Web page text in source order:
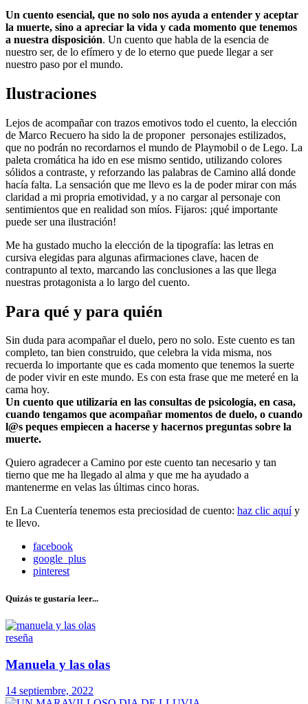
Un cuento esencial, que no solo nos ayuda a entender y aceptar
la muerte, sino a apreciar la vida y cada momento que tenemos
a nuestra disposición. Un cuento que habla de la esencia de
nuestro ser, de lo efímero y de lo eterno que puede llegar a ser
nuestro paso por el mundo.
Ilustraciones
Lejos de acompañar con trazos emotivos todo el cuento, la elección
de Marco Recuero ha sido la de proponer personajes estilizados,
que no podrán no recordarnos el mundo de Playmobil o de Lego. La
paleta cromática ha ido en ese mismo sentido, utilizando colores
sólidos a contraste, y reforzando las palabras de Camino allá donde
hacía falta. La sensación que me llevo es la de poder mirar con más
claridad a mi propria emotividad, y a no cargar al personaje con
sentimientos que en realidad son míos. Fijaros: ¡qué importante
puede ser una ilustración!
Me ha gustado mucho la elección de la tipografía: las letras en
cursiva elegidas para algunas afirmaciones clave, hacen de
contrapunto al texto, marcando las conclusiones a las que llega
nuestras protagonista a lo largo del cuento.
Para qué y para quién
Sin duda para acompañar el duelo, pero no solo. Este cuento es tan
completo, tan bien construido, que celebra la vida misma, nos
recuerda lo importante que es cada momento que tenemos la suerte
de poder vivir en este mundo. Es con esta frase que me meteré en la
cama hoy.
Un cuento que utilizaría en las consultas de psicología, en casa,
cuando tengamos que acompañar momentos de duelo, o cuando
l@s peques empiecen a hacerse y hacernos preguntas sobre la
muerte.
Quiero agradecer a Camino por este cuento tan necesario y tan
tierno que me ha llegado al alma y que me ha ayudado a
mantenerme en velas las últimas cinco horas.
En La Cuentería tenemos esta preciosidad de cuento: haz clic aquí y
te llevo.
facebook
google_plus
pinterest
Quizás te gustaría leer...
reseña
Manuela y las olas
14 septiembre, 2022